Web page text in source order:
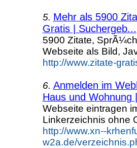
5. Mehr als 5900
Gratis | Suchergeb...
5900 Zitate,
Webseite als Bild,
http://www.zitate-
6. Anmelden im
Haus und Wohnung
Webseite eintragen
Linkerzeichnis ohne
http://www.xn--
w2a.de/